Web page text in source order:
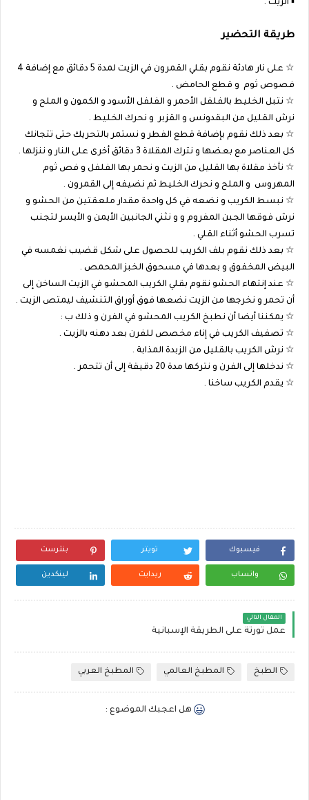
▪︎ الزيت .
طريقة التحضير
☆ على نار هادئة نقوم بقلي القمرون في الزيت لمدة 5 دقائق مع إضافة 4
فصوص ثوم و قطع الحامض .
☆ نتبل الخليط بالفلفل الأحمر و الفلفل الأسود و الكمون و الملح و
نرش القليل من البقدونس و القزبر و نحرك الخليط .
☆ بعد ذلك نقوم بإضافة قطع الفطر و نستمر بالتحريك حتى تتجانك
كل العناصر مع بعضها و نترك المقلاة 3 دقائق أخرى على النار و ننزلها .
☆ نأخذ مقلاة بها القليل من الزيت و نحمر بها الفلفل و فص ثوم
المهروس و الملح و نحرك الخليط ثم نضيفه إلى القمرون .
☆ نبسط الكريب و نضعه في كل واحدة مقدار ملعقتين من الحشو و
نرش فوقها الجبن المفروم و و نثني الجانبين الأيمن و الأيسر لتجنب
تسرب الحشو أثناء القلي .
☆ بعد ذلك نقوم بلف الكريب للحصول على شكل قضيب نغمسه في
البيض المخفوق و بعدها في مسحوق الخبز المحمص .
☆ عند إنتهاء الحشو نقوم بقلي الكريب المحشو في الزيت الساخن إلى
أن تحمر و نخرجها من الزيت نضعها فوق أوراق التنشيف ليمتص الزيت .
☆ يمكننا أيضا أن نطبخ الكريب المحشو في الفرن و ذلك ب :
☆ تصفيف الكريب في إناء مخصص للفرن بعد دهنه بالزيت .
☆ نرش الكريب بالقليل من الزبدة المذابة .
☆ ندخلها إلى الفرن و نتركها مدة 20 دقيقة إلى أن تتحمر .
☆ يقدم الكريب ساخنا .
فيسبوك تويتر بنترست
واتساب ريدايت لينكدين
المقال التالي
عمل تورتة على الطريقة الإسبانية
الطبخ المطبخ العالمي المطبخ العربي
هل اعجبك الموضوع :